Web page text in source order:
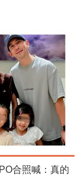
合照喊：真的